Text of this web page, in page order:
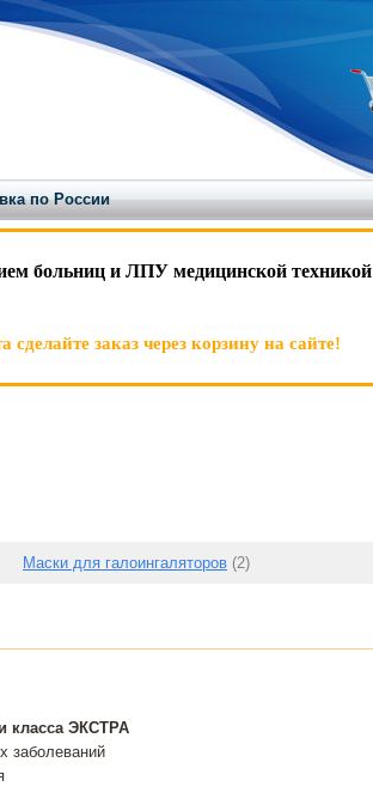
по России
больниц и ЛПУ медицинской
заказ через корзину на сайте!
Маски для галоингаляторов (2)
класса ЭКСТРА
заболеваний